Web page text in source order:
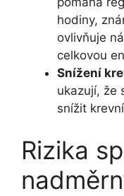
hodiny,
ovlivňuje
celkovou
Snížení
ukazují, že
snížit
Rizika